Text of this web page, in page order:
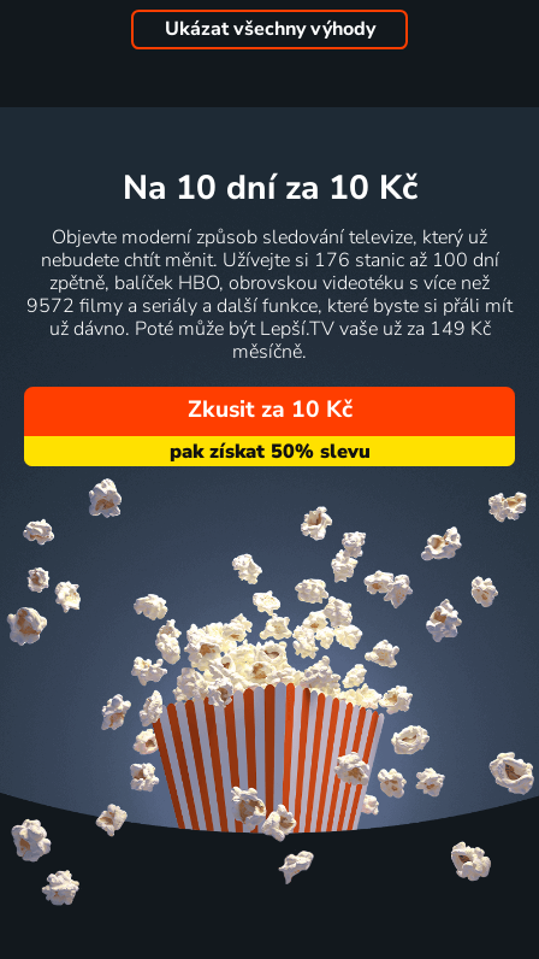
Ukázat všechny výhody
na 10 dní za 10 Kč
Objevte moderní způsob sledování televize, který už
nebudete chtít měnit. Užívejte si 176 stanic až 100 dní
zpětně, balíček HBO, obrovskou videotéku s více než
9572 filmy a seriály a další funkce, které byste si přáli mít
už dávno. Poté může být Lepší.TV vaše už za 149 Kč
měsíčně.
Zkusit za 10 Kč